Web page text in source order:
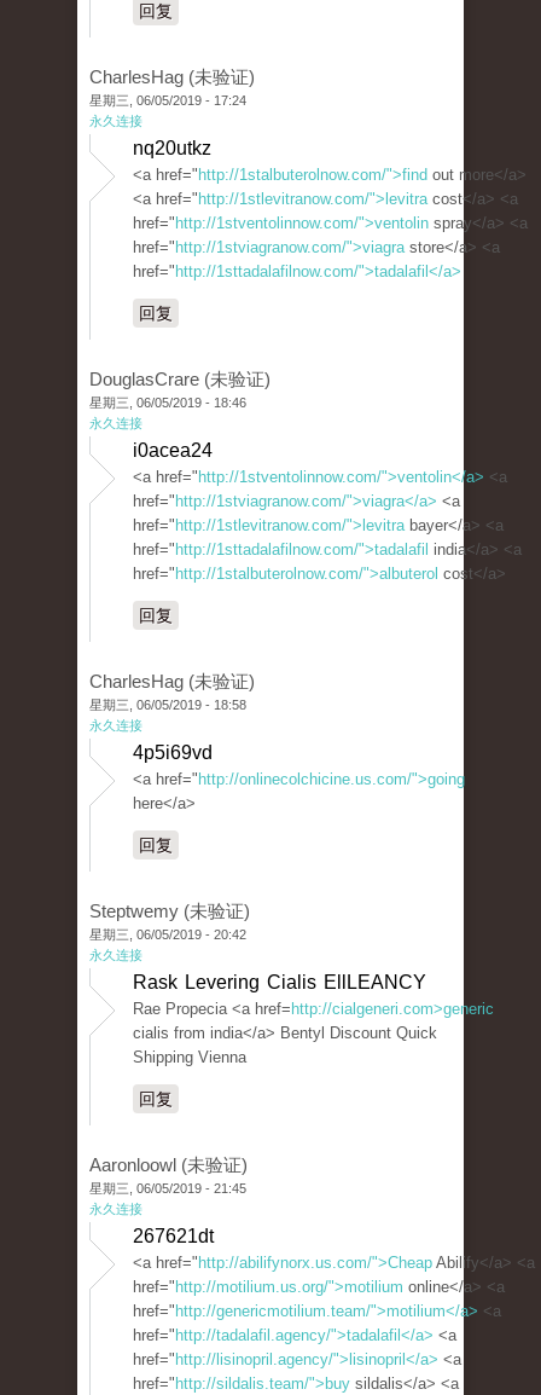
回复
CharlesHag (未验证)
星期三, 06/05/2019 - 17:24
永久连接
nq20utkz
<a href=" http://1stalbuterolnow.com/">find out more</a>
<a href=" http://1stlevitranow.com/">levitracost</a> <a
href=" http://1stventolinnow.com/">ventolin spray</a> <a
href=" http://1stviagranow.com/">viagrastore</a> <a
href=" http://1sttadalafilnow.com/">tadalafil</a>
回复
DouglasCrare (未验证)
星期三, 06/05/2019 - 18:46
永久连接
i0acea24
<a href=" http://1stventolinnow.com/">ventolin</a> <a
href=" http://1stviagranow.com/">viagra</a> <a
href=" http://1stlevitranow.com/">levitrabayer</a> <a
href=" http://1sttadalafilnow.com/">tadalafil india</a> <a
href=" http://1stalbuterolnow.com/">albuterol cost</a>
回复
CharlesHag (未验证)
星期三, 06/05/2019 - 18:58
永久连接
4p5i69vd
<a href=" http://onlinecolchicine.us.com/">going
here</a>
回复
Steptwemy (未验证)
星期三, 06/05/2019 - 20:42
永久连接
Rask Levering Cialis EllLEANCY
Rae Propecia <a href= http://cialgeneri.com>generic
cialis from india</a> Bentyl Discount Quick
Shipping Vienna
回复
Aaronloowl (未验证)
星期三, 06/05/2019 - 21:45
永久连接
267621dt
<a href=" http://abilifynorx.us.com/">Cheap Abilify</a> <a
href=" http://motilium.us.org/">motilium online</a> <a
href=" http://genericmotilium.team/">motilium</a> <a
href=" http://tadalafil.agency/">tadalafil</a> <a
href=" http://lisinopril.agency/">lisinopril</a> <a
href=" http://sildalis.team/">buy sildalis</a> <a